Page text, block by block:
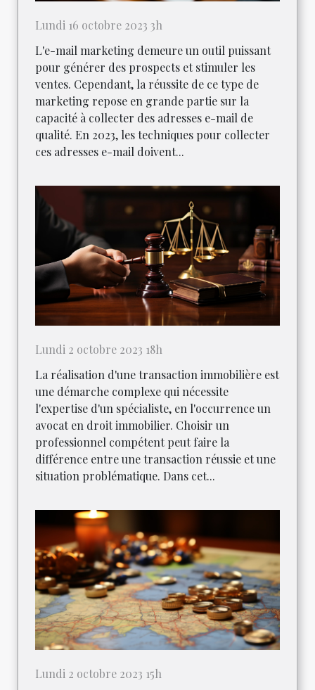
Lundi 16 octobre 2023 3h
L'e-mail marketing demeure un outil puissant
pour générer des prospects et stimuler les
ventes. Cependant, la réussite de ce type de
marketing repose en grande partie sur la
capacité à collecter des adresses e-mail de
qualité. En 2023, les techniques pour collecter
ces adresses e-mail doivent...
Lundi 2 octobre 2023 18h
La réalisation d'une transaction immobilière est
une démarche complexe qui nécessite
l'expertise d'un spécialiste, en l'occurrence un
avocat en droit immobilier. Choisir un
professionnel compétent peut faire la
différence entre une transaction réussie et une
situation problématique. Dans cet...
Lundi 2 octobre 2023 15h